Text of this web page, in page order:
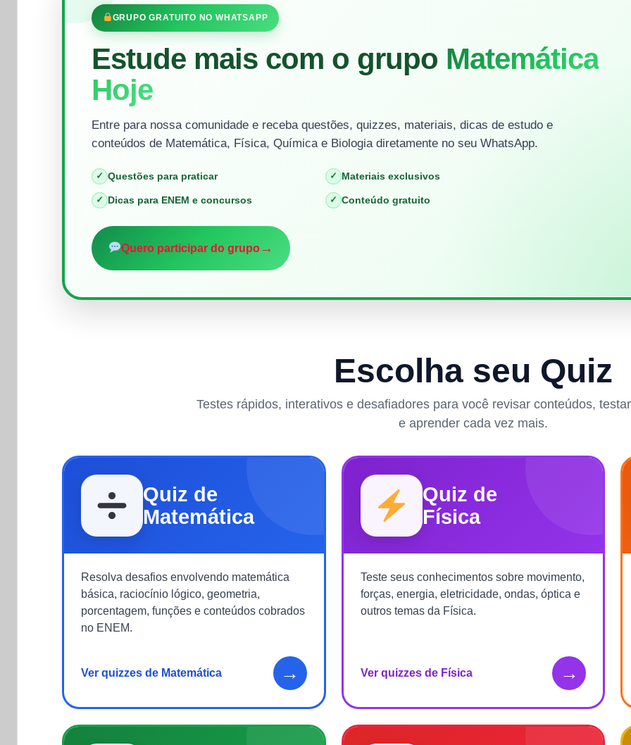
GRUPO GRATUITO NO WHATSAPP
Estude mais com o grupo Matemática
Hoje
Entre para nossa comunidade e receba questões, quizzes, materiais, dicas de estudo e
conteúdos de Matemática, Física, Química e Biologia diretamente no seu WhatsApp.
✓ Questões para praticar ✓ Materiais exclusivos
✓ Dicas para ENEM e concursos ✓ Conteúdo gratuito
Quero participar do grupo→
Escolha seu Quiz
Testes rápidos, interativos e desafiadores para você revisar conteúdos,
e aprender cada vez mais.
Quiz de
Matemática
Resolva desafios envolvendo matemática
básica, raciocínio lógico, geometria,
porcentagem, funções e conteúdos cobrados
no ENEM.
Ver quizzes de Matemática →
Quiz de
Física
Teste seus conhecimentos sobre movimento,
forças, energia, eletricidade, ondas, óptica e
outros temas da Física.
Ver quizzes de Física →